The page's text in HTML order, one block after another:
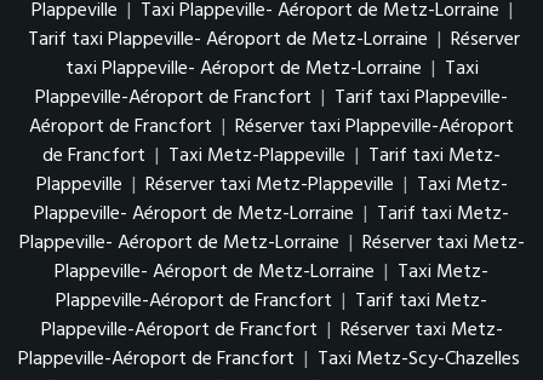
Plappeville | Taxi Plappeville- Aéroport de Metz-Lorraine |
Tarif taxi Plappeville- Aéroport de Metz-Lorraine | Réserver
taxi Plappeville- Aéroport de Metz-Lorraine | Taxi
Plappeville-Aéroport de Francfort | Tarif taxi Plappeville-
Aéroport de Francfort | Réserver taxi Plappeville-Aéroport
de Francfort | Taxi Metz-Plappeville | Tarif taxi Metz-
Plappeville | Réserver taxi Metz-Plappeville | Taxi Metz-
Plappeville- Aéroport de Metz-Lorraine | Tarif taxi Metz-
Plappeville- Aéroport de Metz-Lorraine | Réserver taxi Metz-
Plappeville- Aéroport de Metz-Lorraine | Taxi Metz-
Plappeville-Aéroport de Francfort | Tarif taxi Metz-
Plappeville-Aéroport de Francfort | Réserver taxi Metz-
Plappeville-Aéroport de Francfort | Taxi Metz-Scy-Chazelles